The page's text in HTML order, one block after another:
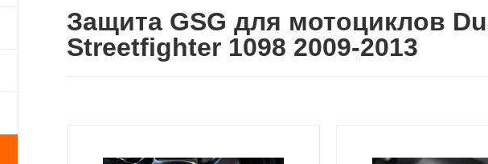
Защита GSG для мотоциклов
Streetfighter 1098 2009-2013